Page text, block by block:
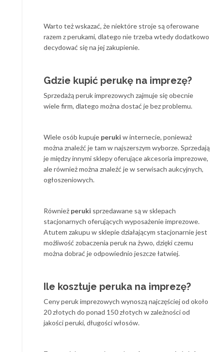
Warto też wskazać, że niektóre stroje są oferowane
razem z perukami, dlatego nie trzeba wtedy dodatkowo
decydować się na jej zakupienie.
Gdzie kupić perukę na imprezę?
Sprzedażą peruk imprezowych zajmuje się obecnie
wiele firm, dlatego można dostać je bez problemu.
Wiele osób kupuje peruki w internecie, ponieważ
można znaleźć je tam w najszerszym wyborze. Sprzedają
je między innymi sklepy oferujące akcesoria imprezowe,
ale również można znaleźć je w serwisach aukcyjnych,
ogłoszeniowych.
Również peruki sprzedawane są w sklepach
stacjonarnych oferujących wyposażenie imprezowe.
Atutem zakupu w sklepie działającym stacjonarnie jest
możliwość zobaczenia peruk na żywo, dzięki czemu
można dobrać je odpowiednio jeszcze łatwiej.
Ile kosztuje peruka na imprezę?
Ceny peruk imprezowych wynoszą najczęściej od około
20 złotych do ponad 150 złotych w zależności od
jakości peruki, długości włosów.